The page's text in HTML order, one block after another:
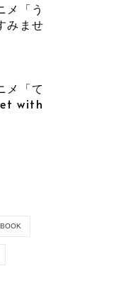
メ「う
みませ
メ「て
with